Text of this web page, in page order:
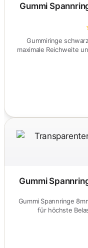
Gummi
Gummiringe
maximale Reichweite
Gummi
Gummi Spannringe
für höchste